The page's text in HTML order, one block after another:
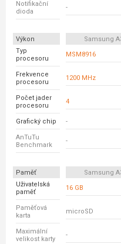
Notifikační
dioda
-
Výkon Samsung
Typ
procesoru
MSM8916
Frekvence
procesoru
1200 MHz
Počet jader
procesoru
4
Grafický chip -
AnTuTu
Benchmark
-
Paměť Samsung
Uživatelská
paměť
16 GB
Paměťová
karta
microSD
Maximální
velikost karty
-